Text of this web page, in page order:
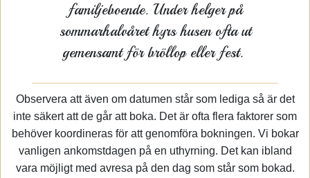
familjeboende. Under helger på
sommarhalvåret hyrs husen ofta ut
gemensamt för bröllop eller fest.
Observera att även om datumen står som lediga så är det
inte säkert att de går att boka. Det är ofta flera faktorer som
behöver koordineras för att genomföra bokningen. Vi bokar
vanligen ankomstdagen på en uthyrning. Det kan ibland
vara möjligt med avresa på den dag som står som bokad.